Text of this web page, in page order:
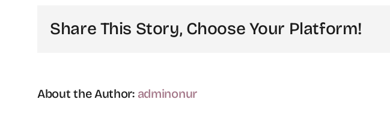
için
Share This Story, Choose Your Platform!
About the Author: adminonur